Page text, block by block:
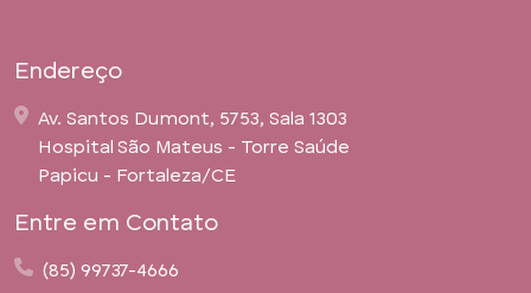
Endereço
Av. Santos Dumont, 5753, Sala 1303
Hospital São Mateus - Torre Saúde
Papicu - Fortaleza/CE
Entre em Contato
(85) 99737-4666